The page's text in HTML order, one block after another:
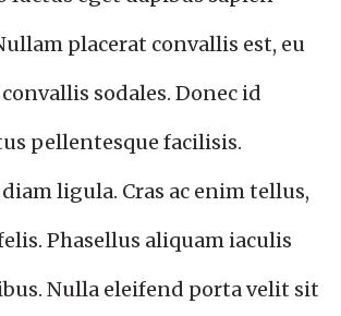
placerat convallis est, eu
sodales. Donec id
pellentesque facilisis.
ligula. Cras ac enim tellus,
Phasellus aliquam iaculis
Nulla eleifend porta velit sit